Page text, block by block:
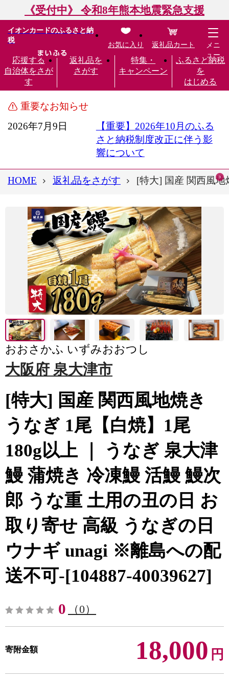
《受付中》 令和8年熊本地震緊急支援
イオンカードのふるさと納
税
応援する
自治体をさが
す
返礼品を
さがす
特集・
キャンペーン
ふるさと納税
を
はじめる
お気に入り 返礼品カート
メニ
ュー
重要なお知らせ
2026年7月9日
【重要】2026年10月のふる
さと納税制度改正に伴う影
響について
HOME 返礼品をさがす [特大] 国産 関西風
おおさかふ いずみおおつし
大阪府 泉大津市
[特大] 国産 関西風地焼き
うなぎ 1尾【白焼】1尾
180g以上 ｜ うなぎ 泉大津
鰻 蒲焼き 冷凍鰻 活鰻 鰻次
郎 うな重 土用の丑の日 お
取り寄せ 高級 うなぎの日
ウナギ unagi ※離島への配
送不可-[104887-40039627]
0 （0）
寄附金額 18,000 円